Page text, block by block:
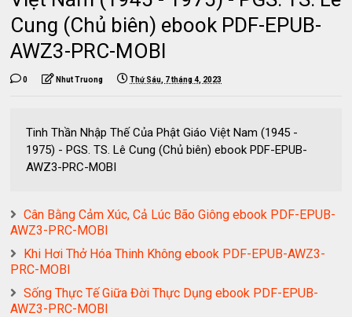
Cung (Chủ biên) ebook PDF-EPUB-
AWZ3-PRC-MOBI
0 Nhut Truong Thứ Sáu, 7 tháng 4, 2023
Tinh Thần Nhập Thế Của Phật Giáo Việt Nam (1945 -
1975) - PGS. TS. Lê Cung (Chủ biên) ebook PDF-EPUB-
AWZ3-PRC-MOBI
Cân Bằng Cảm Xúc, Cả Lúc Bão Giông ebook PDF-EPUB-
AWZ3-PRC-MOBI
Khi Hơi Thở Hóa Thinh Không ebook PDF-EPUB-AWZ3-
PRC-MOBI
Sống Thực Tế Giữa Đời Thực Dụng ebook PDF-EPUB-
AWZ3-PRC-MOBI